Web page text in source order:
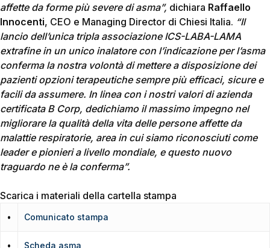
affette da forme più severe di asma”, dichiara Raffaello
Innocenti, CEO e Managing Director di Chiesi Italia. “Il
lancio dell’unica tripla associazione ICS-LABA-LAMA
extrafine in un unico inalatore con l’indicazione per l’asma
conferma la nostra volontà di mettere a disposizione dei
pazienti opzioni terapeutiche sempre più efficaci, sicure e
facili da assumere. In linea con i nostri valori di azienda
certificata B Corp, dedichiamo il massimo impegno nel
migliorare la qualità della vita delle persone affette da
malattie respiratorie, area in cui siamo riconosciuti come
leader e pionieri a livello mondiale, e questo nuovo
traguardo ne è la conferma”.
Scarica i materiali della cartella stampa
• Comunicato stampa
• Scheda asma